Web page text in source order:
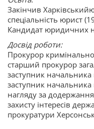
Закінчив
спеціальність юрист
Кандидат юридичних
Досвід роботи:
Прокурор
старший прокурор
заступник начальника
заступник начальника
нагляду за
захисту інтересів
прокуратури